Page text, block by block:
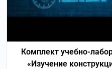
Комплект учебно-
«Изучение